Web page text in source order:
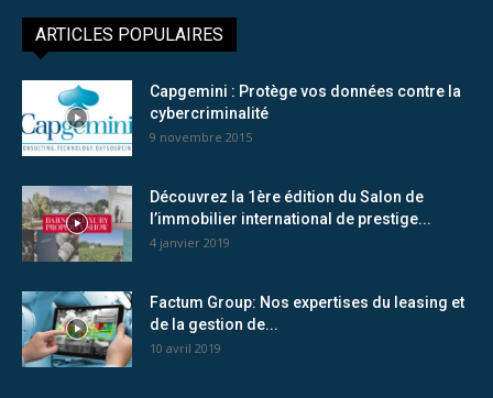
ARTICLES POPULAIRES
Capgemini : Protège vos données contre la
cybercriminalité
9 novembre 2015
Découvrez la 1ère édition du Salon de
l’immobilier international de prestige...
4 janvier 2019
Factum Group: Nos expertises du leasing et
de la gestion de...
10 avril 2019